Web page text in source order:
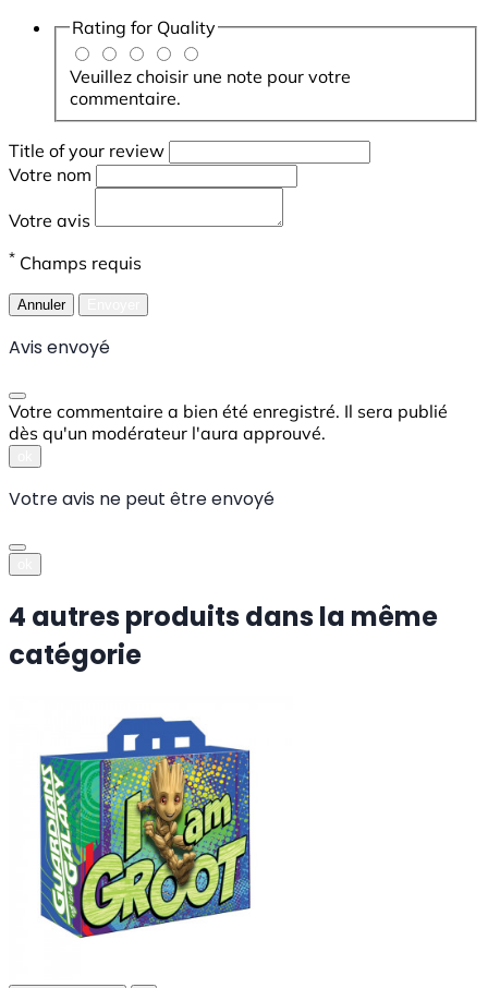
Rating for Quality
Veuillez choisir une note pour votre
commentaire.
Title of your review
Votre nom
Votre avis
* Champs requis
Annuler
Avis envoyé
Votre commentaire a bien été enregistré. Il sera publié
dès qu'un modérateur l'aura approuvé.
Votre avis ne peut être envoyé
4 autres produits dans la même
catégorie